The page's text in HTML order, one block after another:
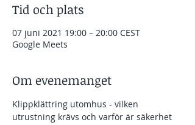
Tid och plats
07 juni 2021 19:00 – 20:00 CEST
Google Meets
Om evenemanget
Klippklättring utomhus - vilken
utrustning krävs och varför är säkerhet